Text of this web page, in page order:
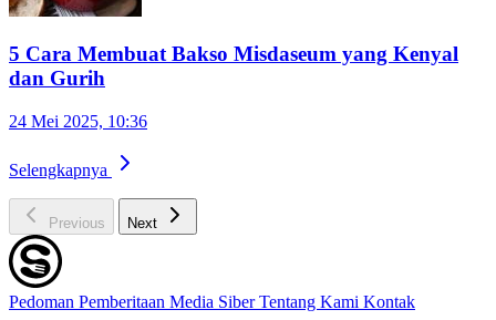
5 Cara Membuat Bakso Misdaseum yang Kenyal
dan Gurih
24 Mei 2025, 10:36
Selengkapnya
Previous Next
Pedoman Pemberitaan Media SiberTentang Kami Kontak